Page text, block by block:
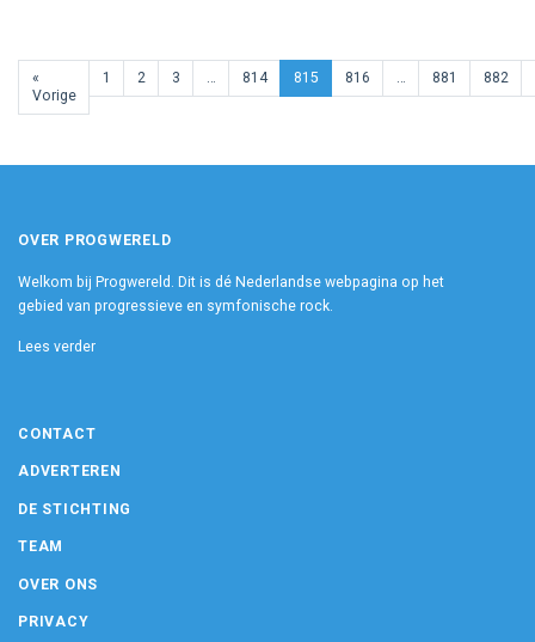
«
Vorige
1 2 3 … 814 815 816 … 881 882
OVER PROGWERELD
Welkom bij Progwereld. Dit is dé Nederlandse webpagina op het
gebied van progressieve en symfonische rock.
Lees verder
CONTACT
ADVERTEREN
DE STICHTING
TEAM
OVER ONS
PRIVACY